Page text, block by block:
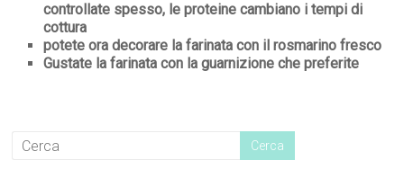
controllate spesso, le proteine cambiano i tempi di
cottura
potete ora decorare la farinata con il rosmarino fresco
Gustate la farinata con la guarnizione che preferite